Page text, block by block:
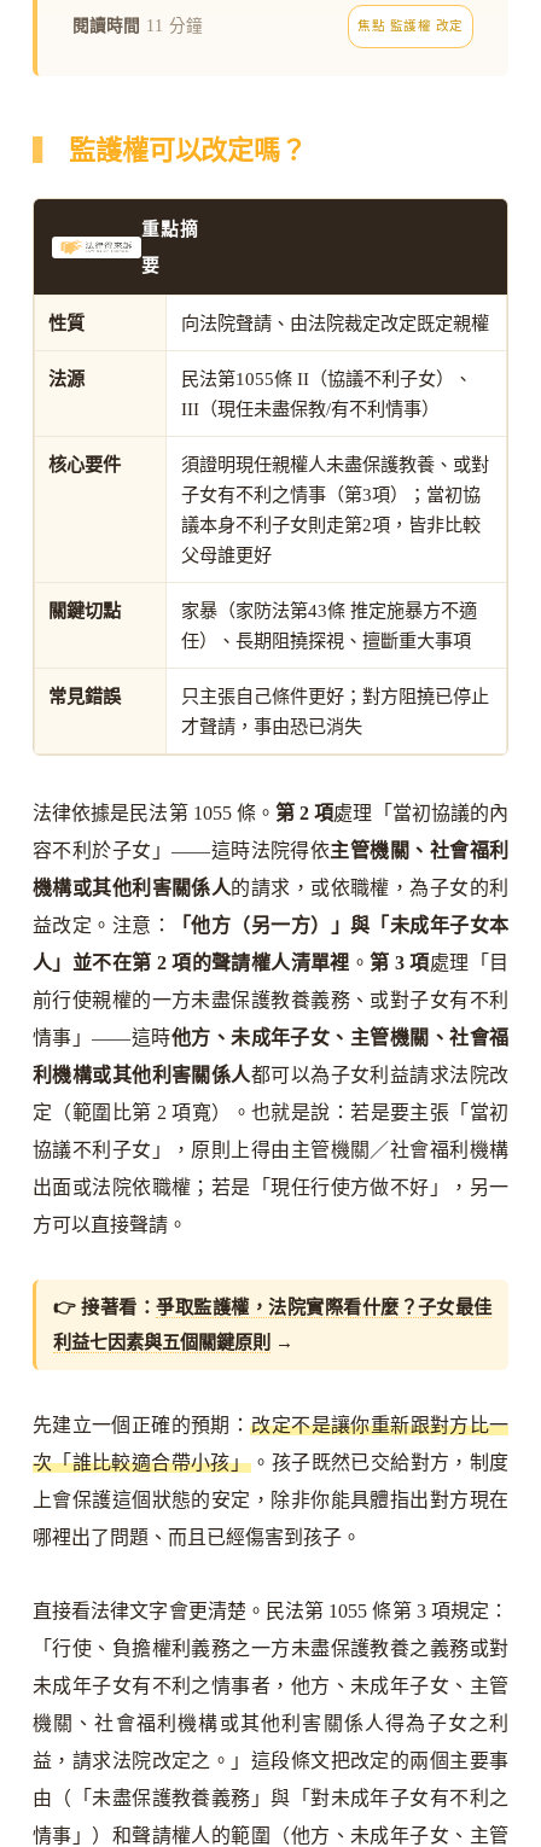
閱讀時間 11 分鐘 焦點 監護權 改定
監護權可以改定嗎？
重點摘
要
性質 向法院聲請、由法院裁定改定既定親權
法源
民法第1055條 II（協議不利子女）、
III（現任未盡保教/有不利情事）
核心要件
須證明現任親權人未盡保護教養、或對
子女有不利之情事（第3項）；當初協
議本身不利子女則走第2項，皆非比較
父母誰更好
關鍵切點
家暴（家防法第43條 推定施暴方不適
任）、長期阻撓探視、擅斷重大事項
常見錯誤
只主張自己條件更好；對方阻撓已停止
才聲請，事由恐已消失
法律依據是民法第 1055 條。 第 2 項處理「當初協議的內
容不利於子女」——這時法院得依主管機關、社會福利
機構或其他利害關係人的請求，或依職權，為子女的利
益改定。注意：
「他方（另一方）」與「未成年子女本
人」並不在第 2 項的聲請權人清單裡 。第 3 項處理「目
前行使親權的一方未盡保護教養義務、或對子女有不利
情事」——這時他方、未成年子女、主管機關、社會福
利機構或其他利害關係人都可以為子女利益請求法院改
定（範圍比第 2 項寬）。也就是說：若是要主張「當初
協議不利子女」，原則上得由主管機關／社會福利機構
出面或法院依職權；若是「現任行使方做不好」，另一
方可以直接聲請。
👉 接著看：爭取監護權，法院實際看什麼？子女最佳
利益七因素與五個關鍵原則
→
先建立一個正確的預期：改定不是讓你重新跟對方比一
次「誰比較適合帶小孩」 。孩子既然已交給對方，制度
上會保護這個狀態的安定，除非你能具體指出對方現在
哪裡出了問題、而且已經傷害到孩子。
直接看法律文字會更清楚。民法第 1055 條第 3 項規定：
「行使、負擔權利義務之一方未盡保護教養之義務或對
未成年子女有不利之情事者，他方、未成年子女、主管
機關、社會福利機構或其他利害關係人得為子女之利
益，請求法院改定之。」這段條文把改定的兩個主要事
由（「未盡保護教養義務」與「對未成年子女有不利之
情事」）和聲請權人的範圍（他方、未成年子女、主管